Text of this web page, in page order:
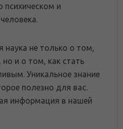
психическом и
не только о том,
но и о том, как стать
Уникальное знание
полезно для вас.
информация в нашей